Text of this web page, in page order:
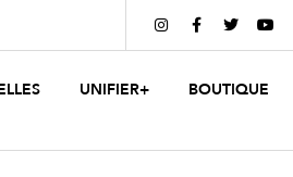
   
UNIFIER+ BOUTIQUE